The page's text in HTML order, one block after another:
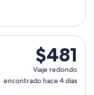
$481
Viaje
redondo,
$481
Viaje redondo
encontrado hace 4 días
10 sept.